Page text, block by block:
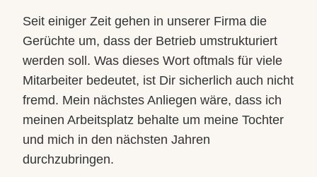
Seit einiger Zeit gehen in unserer Firma die
Gerüchte um, dass der Betrieb umstrukturiert
werden soll. Was dieses Wort oftmals für viele
Mitarbeiter bedeutet, ist Dir sicherlich auch nicht
fremd. Mein nächstes Anliegen wäre, dass ich
meinen Arbeitsplatz behalte um meine Tochter
und mich in den nächsten Jahren
durchzubringen.